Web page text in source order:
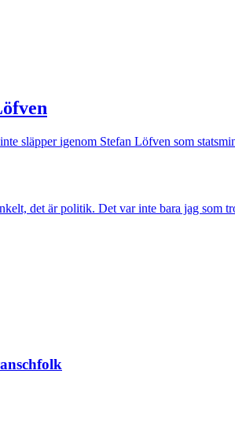
släpper igenom Stefan Löfven som
det är politik. Det var inte bara jag som